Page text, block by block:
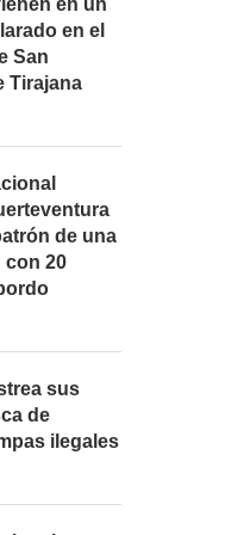
en el
San
Tirajana
de una
con 20
sus
de
ilegales